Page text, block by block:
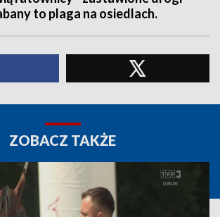
to plaga na osiedlach.
ZOBACZ TAKŻE